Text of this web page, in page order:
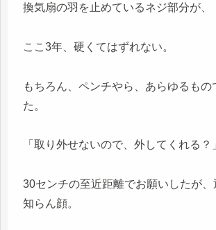
換気扇の羽を止めているネジ部分が、
ここ3年、硬くてはずれない。
もちろん、ペンチやら、あらゆるもの
た。
「取り外せないので、外してくれる？
30センチの至近距離でお願いしたが、
知らん顔。